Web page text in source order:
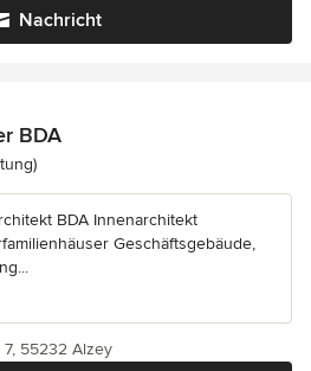
Nachricht
BDA
5 von 5 Sternen
BDA Innenarchitekt
Geschäftsgebäude,
55232 Alzey